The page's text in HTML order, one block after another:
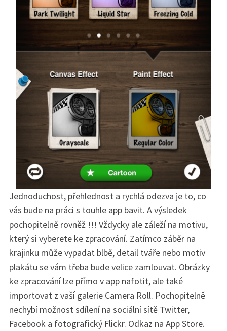
Jednoduchost, přehlednost a rychlá odezva je to, co
vás bude na práci s touhle app bavit. A výsledek
pochopitelně rovněž !!! Vždycky ale záleží na motivu,
který si vyberete ke zpracování. Zatímco záběr na
krajinku může vypadat blbě, detail tváře nebo motiv
plakátu se vám třeba bude velice zamlouvat. Obrázky
ke zpracování lze přímo v app nafotit, ale také
importovat z vaší galerie Camera Roll. Pochopitelně
nechybí možnost sdílení na sociální sítě Twitter,
Facebook a fotografický Flickr. Odkaz na App Store.